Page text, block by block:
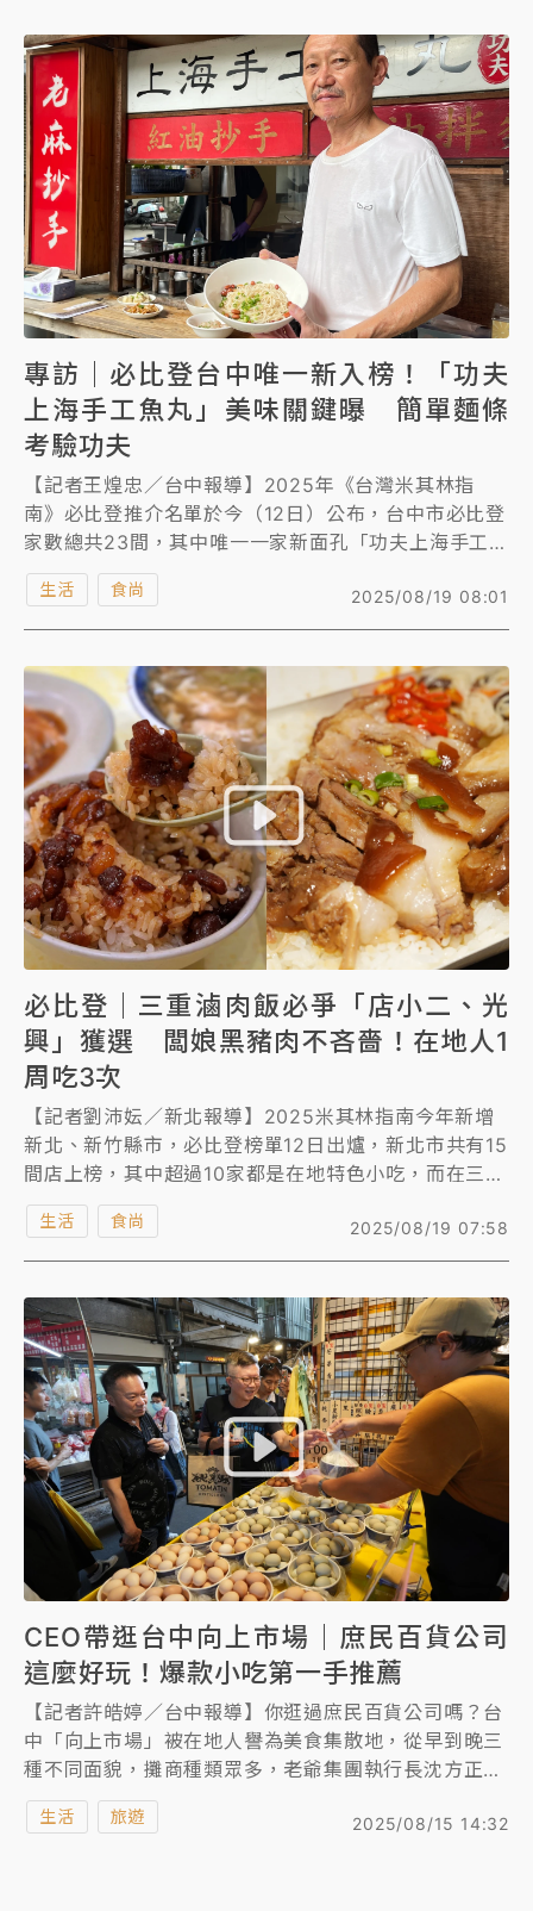
無油無味精的鱸魚湯，柴燒麥芽豬腳也是人氣招牌。
專訪｜必比登台中唯一新入榜！「功夫
上海手工魚丸」美味關鍵曝 簡單麵條
考驗功夫
【記者王煌忠／台中報導】2025年《台灣米其林指
南》必比登推介名單於今（12日）公布，台中市必比登
家數總共23間，其中唯一一家新面孔「功夫上海手工魚
丸」，憑藉其深厚的料理功底與對食材的堅持，成功入
榜。這家位在西區中美街，以懷舊攤車為爐台的老麵
攤，已在地飄香14年，如今終於獲得國際級美食評鑑的
2025/08/19 08:01
生活 食尚
必比登｜三重滷肉飯必爭「店小二、光
興」獲選 闆娘黑豬肉不吝嗇！在地人1
周吃3次
【記者劉沛妘／新北報導】2025米其林指南今年新增
新北、新竹縣市，必比登榜單12日出爐，新北市共有15
間店上榜，其中超過10家都是在地特色小吃，而在三重
滷肉、豬腳飯一級戰區，由「店小二」、「光興腿庫」
脫穎而出，奪得必比登殊榮。《知新聞》直擊2家餐
廳，非用餐時間都一位難求，是在地人認證最熟悉的美
2025/08/19 07:58
生活 食尚
CEO帶逛台中向上市場｜庶民百貨公司
這麼好玩！爆款小吃第一手推薦
【記者許皓婷／台中報導】你逛過庶民百貨公司嗎？台
中「向上市場」被在地人譽為美食集散地，從早到晚三
種不同面貌，攤商種類眾多，老爺集團執行長沈方正特
地帶路《知新聞》，挖掘在地美食小吃，除了有隱藏版
古早味麵攤、「最強台式下午茶」在地30年豆花老店，
2025/08/15 14:32
生活 旅遊